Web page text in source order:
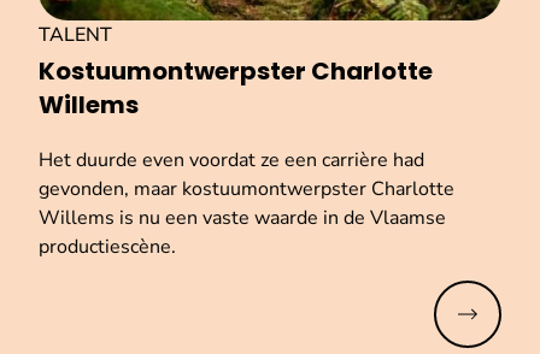
Kos­tuum­ont­werp­ster Charlotte
Willems
TALENT
Het duurde even voordat ze een carrière had
gevonden, maar kostuumontwerpster Charlotte
Willems is nu een vaste waarde in de Vlaamse
productiescène.
Meer